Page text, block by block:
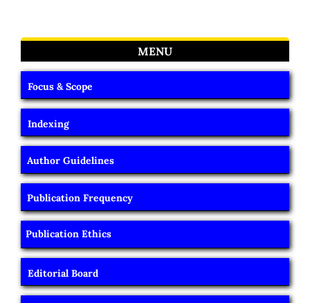
MENU
Focus & Scope
Indexing
Author Guidelines
Publication Frequency
Publication Ethics
Editorial Board